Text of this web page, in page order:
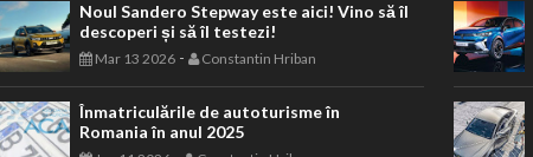
Noul Sandero Stepway este aici! Vino să îl
descoperi și să îl testezi!
Mar 13 2026 - Constantin Hriban
Înmatriculările de autoturisme în
Romania în anul 2025